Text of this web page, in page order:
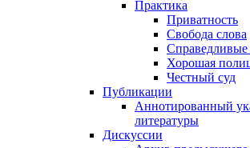
Практика
Приватность
Свобода слова
Хорошая
Честный суд
Публикации
Аннотированный
литературы
Дискуссии